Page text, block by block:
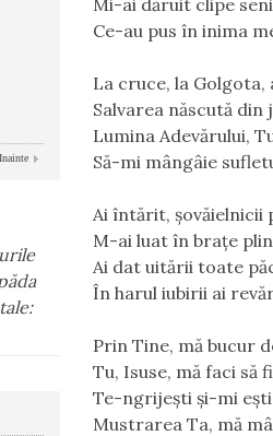
Mi-ai dăruit clipe
Ce-au pus în inima
La cruce, la Golgota,
Salvarea născută
Lumina Adevărului,
Să-mi mângâie
Ai întărit, șovăielnicii
M-ai luat în braţe
Ai dat uitării toate
În harul iubirii ai
Prin Tine, mă bucur
Tu, Isuse, mă faci să
Te-ngrijeşti și-mi
Mustrarea Ta, mă
Inainte